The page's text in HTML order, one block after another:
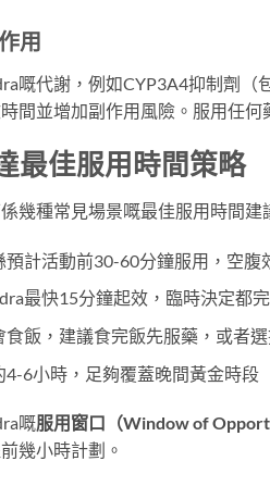
用
嘅代謝，例如CYP3A4抑制劑
間並增加副作用風險。服用任何
最佳服用時間策略
幾種常見場景嘅最佳服用時間建
預計活動前30-60分鐘服用，空腹
最快15分鐘起效，臨時決定都
食飯，建議食完飯先服藥，或者
4-6小時，足夠覆蓋晚間黃金時段
嘅服用窗口（Window of
幾小時計劃。